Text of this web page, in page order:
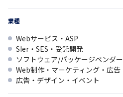
業種
Webサービス・ASP
SIer・SES・受託開発
ソフトウェア/パッケージベンダー
Web制作・マーケティング・広告
広告・デザイン・イベント